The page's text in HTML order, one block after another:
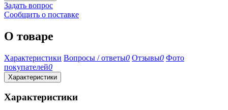
Задать вопрос
Сообщить о поставке
О товаре
Характеристики Вопросы / ответы0 Отзывы0 Фото
покупателей0
Характеристики
Характеристики